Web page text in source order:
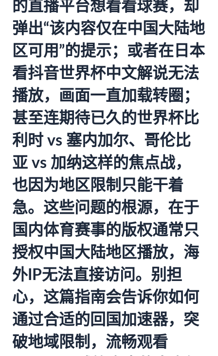
的直播平台想看看球赛，却
弹出“该内容仅在中国大陆地
区可用”的提示；或者在日本
看抖音世界杯中文解说无法
播放，画面一直加载转圈；
甚至连期待已久的世界杯比
利时 vs 塞内加尔、哥伦比
亚 vs 加纳这样的焦点战，
也因为地区限制只能干着
急。这些问题的根源，在于
国内体育赛事的版权通常只
授权中国大陆地区播放，海
外IP无法直接访问。别担
心，这篇指南会告诉你如何
通过合适的回国加速器，突
破地域限制，流畅观看